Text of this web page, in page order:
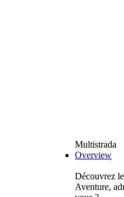
Multistrada
Overview
Découvrez
Aventure,